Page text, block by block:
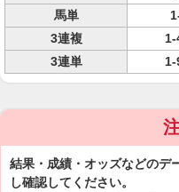
馬単
3連複
1-
3連単
1-
結果・成績・オッズなどのデ
し確認してください。